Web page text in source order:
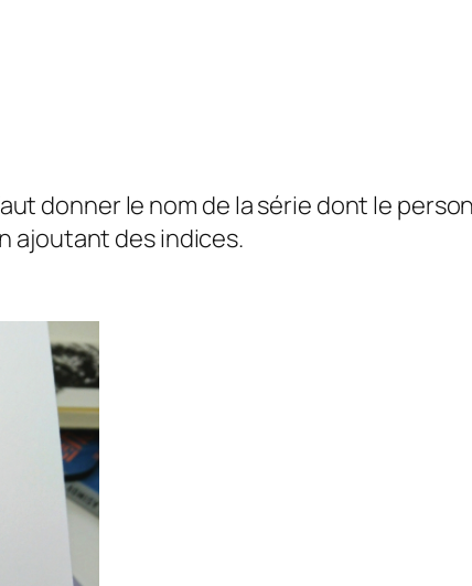
donner le nom de la série dont le
ajoutant des indices.